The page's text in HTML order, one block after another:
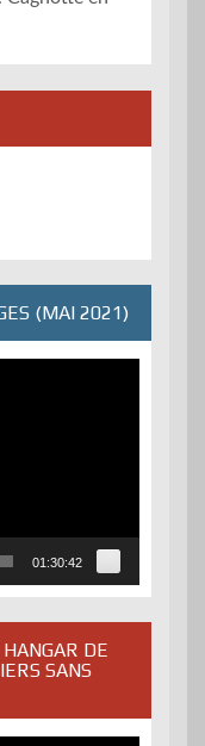
(MAI 2021)
01:30:42
DE
SANS